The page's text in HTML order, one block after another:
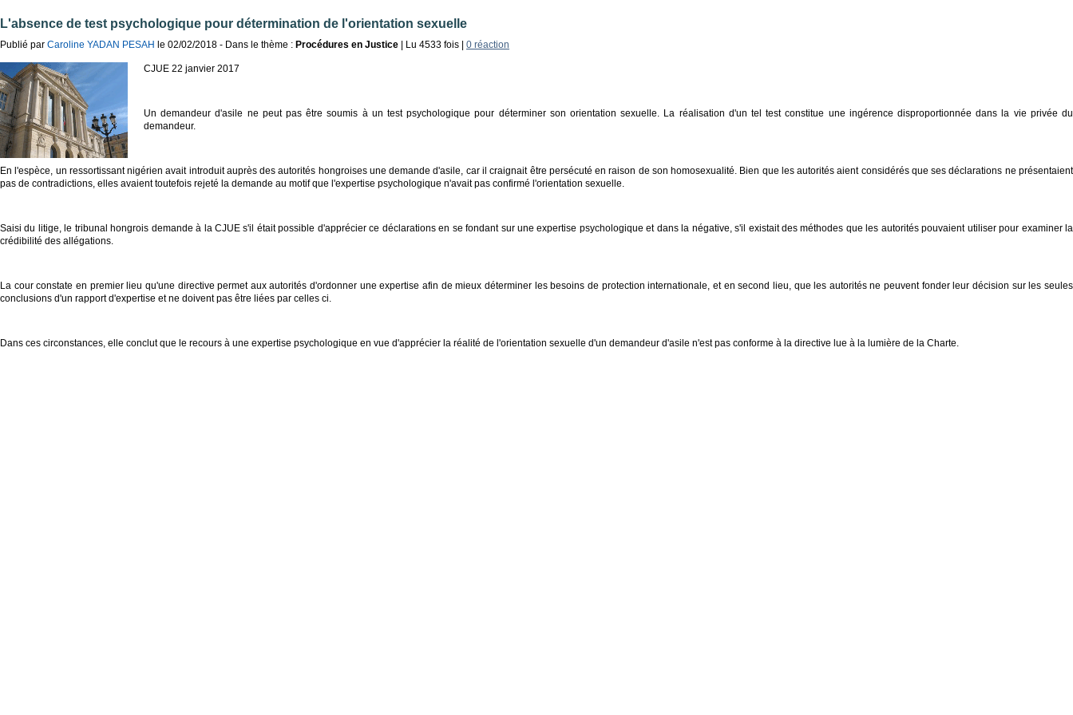
L'absence de test psychologique pour détermination de l'orientation sexuelle
Publié par Caroline YADAN PESAH le 02/02/2018 - Dans le thème : Procédures en Justice | Lu 4533 fois | 0 réaction
CJUE 22 janvier 2017
Un demandeur d'asile ne peut pas être soumis à un test psychologique pour déterminer son orientation sexuelle. La réalisation d'un tel test constitue une ingérence disproportionnée dans la vie privée du
demandeur.
En l'espèce, un ressortissant nigérien avait introduit auprès des autorités hongroises une demande d'asile, car il craignait être persécuté en raison de son homosexualité. Bien que les autorités aient considérés que ses déclarations ne présentaient
pas de contradictions, elles avaient toutefois rejeté la demande au motif que l'expertise psychologique n'avait pas confirmé l'orientation sexuelle.
Saisi du litige, le tribunal hongrois demande à la CJUE s'il était possible d'apprécier ce déclarations en se fondant sur une expertise psychologique et dans la négative, s'il existait des méthodes que les autorités pouvaient utiliser pour examiner la
crédibilité des allégations.
La cour constate en premier lieu qu'une directive permet aux autorités d'ordonner une expertise afin de mieux déterminer les besoins de protection internationale, et en second lieu, que les autorités ne peuvent fonder leur décision sur les seules
conclusions d'un rapport d'expertise et ne doivent pas être liées par celles ci.
Dans ces circonstances, elle conclut que le recours à une expertise psychologique en vue d'apprécier la réalité de l'orientation sexuelle d'un demandeur d'asile n'est pas conforme à la directive lue à la lumière de la Charte.